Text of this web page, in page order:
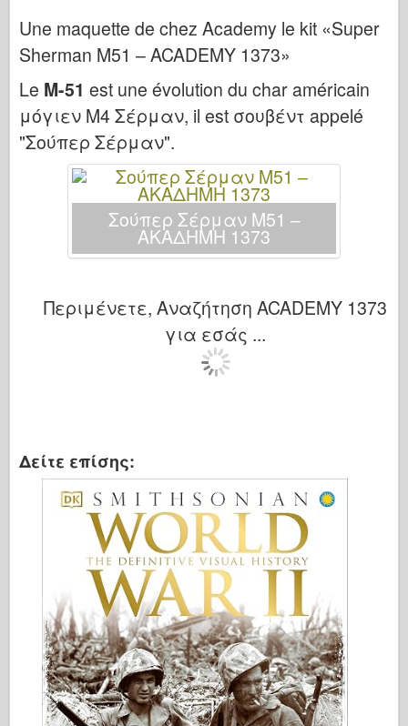
Κυβερνο-Χόμπι
Νεπρόμοντελ
Δράκος
Eduard
Μοντέλο Ε.Τ.
Ωραία καλούπια
Δυνάμεις της Ανδρείας
Φριούλ Μόντελ
Μοντέλο Meng
Tamiya
Tristar
Τρομπετίστας
Zvezda
Άλμπουμ- Φωτογραφίες
Περπατήστε γύρω
Βιβλία
Dvd
Une maquette de chez Academy le kit «Super
Sherman M51 – ACADEMY 1373»
Le Μ-51 est une évolution du char américain
μόγιεν Μ4 Σέρμαν, il est σουβέντ appelé
"Σούπερ Σέρμαν".
Σούπερ Σέρμαν M51 –
ΑΚΑΔΗΜΗ 1373
Περιμένετε, Αναζήτηση ACADEMY 1373
για εσάς ...
Δείτε επίσης: